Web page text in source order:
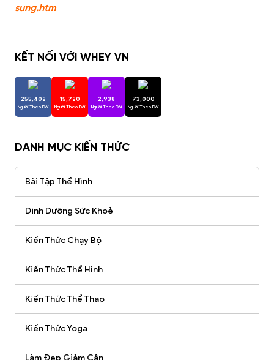
sung.htm
KẾT NỐI VỚI WHEY VN
255,402
Người Theo Dõi
15,720
Người Theo Dõi
2,938
Người Theo Dõi
73,000
Người Theo Dõi
DANH MỤC KIẾN THỨC
Bài Tập Thể Hình
Dinh Dưỡng Sức Khoẻ
Kiến Thức Chạy Bộ
Kiến Thức Thể Hình
Kiến Thức Thể Thao
Kiến Thức Yoga